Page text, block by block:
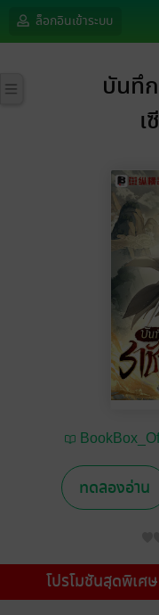
ล็อกอินเข้าระบบ
บันทึ
ทดลองอ่าน
โปรโมชันสุดพิเศษ